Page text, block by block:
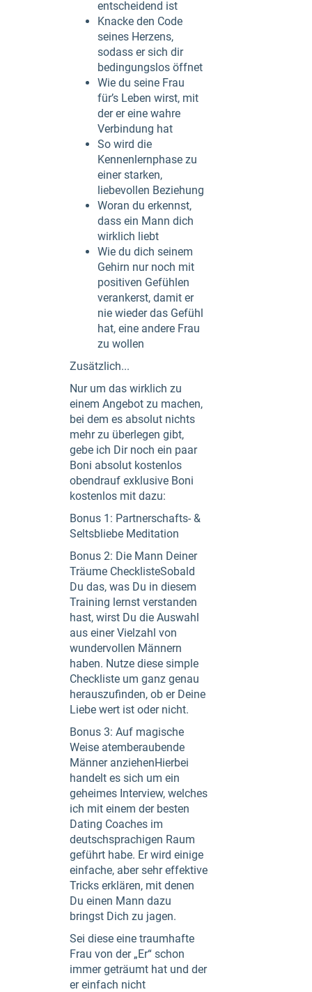
entscheidend ist
Knacke den Code
seines Herzens,
sodass er sich dir
bedingungslos öffnet
Wie du seine Frau
für’s Leben wirst, mit
der er eine wahre
Verbindung hat
So wird die
Kennenlernphase zu
einer starken,
liebevollen Beziehung
Woran du erkennst,
dass ein Mann dich
wirklich liebt
Wie du dich seinem
Gehirn nur noch mit
positiven Gefühlen
verankerst, damit er
nie wieder das Gefühl
hat, eine andere Frau
zu wollen
Zusätzlich...
Nur um das wirklich zu
einem Angebot zu machen,
bei dem es absolut nichts
mehr zu überlegen gibt,
gebe ich Dir noch ein paar
Boni absolut kostenlos
obendrauf exklusive Boni
kostenlos mit dazu:
Bonus 1: Partnerschafts- &
Seltsbliebe Meditation
Bonus 2: Die Mann Deiner
Träume ChecklisteSobald
Du das, was Du in diesem
Training lernst verstanden
hast, wirst Du die Auswahl
aus einer Vielzahl von
wundervollen Männern
haben. Nutze diese simple
Checkliste um ganz genau
herauszufinden, ob er Deine
Liebe wert ist oder nicht.
Bonus 3: Auf magische
Weise atemberaubende
Männer anziehenHierbei
handelt es sich um ein
geheimes Interview, welches
ich mit einem der besten
Dating Coaches im
deutschsprachigen Raum
geführt habe. Er wird einige
einfache, aber sehr effektive
Tricks erklären, mit denen
Du einen Mann dazu
bringst Dich zu jagen.
Sei diese eine traumhafte
Frau von der „Er“ schon
immer geträumt hat und der
er einfach nicht